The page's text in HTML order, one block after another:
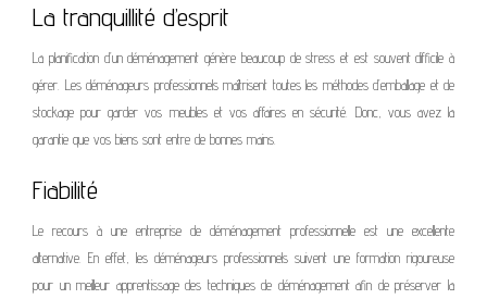
La tranquillité d’esprit
La planification d’un déménagement génère beaucoup de stress et est souvent difficile à
gérer. Les déménageurs professionnels maîtrisent toutes les méthodes d’emballage et de
stockage pour garder vos meubles et vos affaires en sécurité. Donc, vous avez la
garantie que vos biens sont entre de bonnes mains.
Fiabilité
Le recours à une entreprise de déménagement professionnelle est une excellente
alternative. En effet, les déménageurs professionnels suivent une formation rigoureuse
pour un meilleur apprentissage des techniques de déménagement afin de préserver la